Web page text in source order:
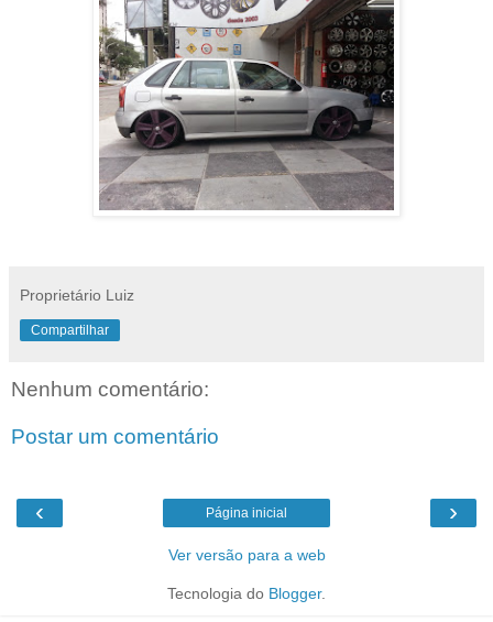
Proprietário Luiz
Compartilhar
Nenhum comentário:
Postar um comentário
‹ ›
Página inicial
Ver versão para a web
Tecnologia do Blogger.